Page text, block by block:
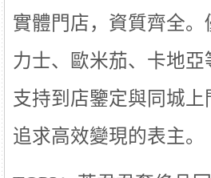
實體門店，資質齊全
力士、歐米茄、卡地
支持到店鑒定與同城
追求高效變現的表主。